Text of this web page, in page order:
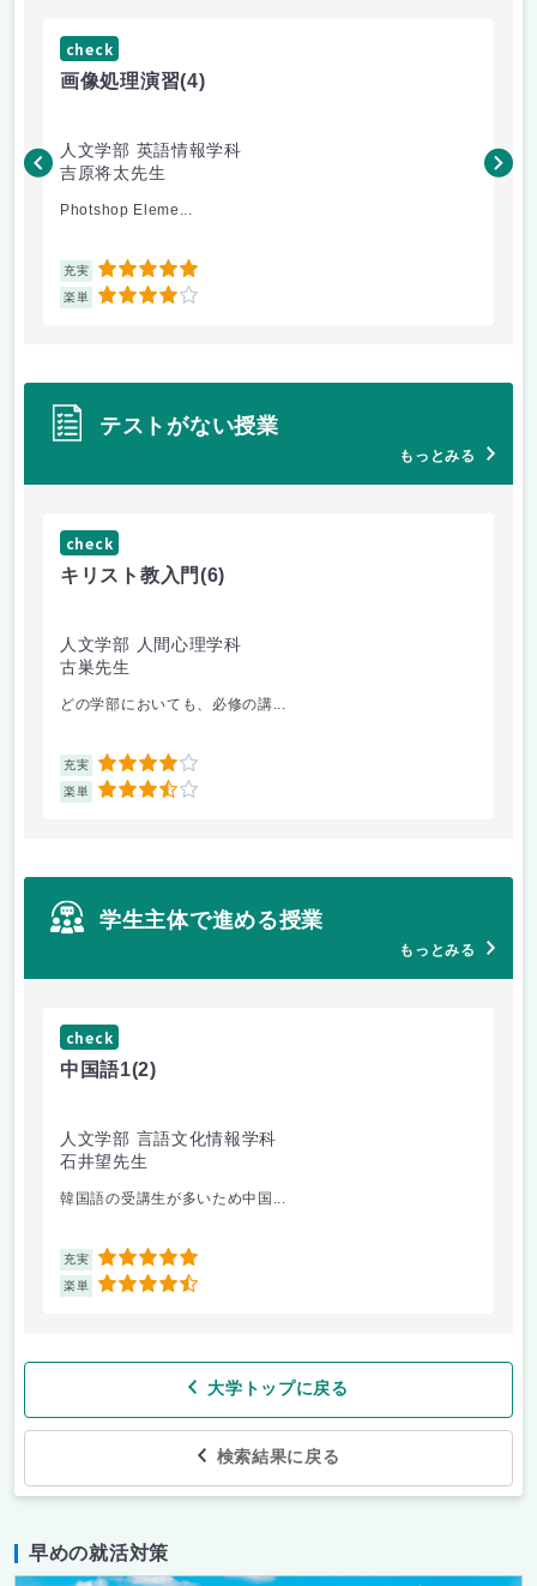
check
画像処理演習(4)
人文学部 英語情報学科
吉原将太先生
Photshop Eleme...
充実 5
楽単 4
松
テストがない授業
もっとみる
check
キリスト教入門(6)
人文学部 人間心理学科
古巣先生
どの学部においても、必修の講...
充実 4
楽単 3.5
学生主体で進める授業
もっとみる
check
中国語1(2)
人文学部 言語文化情報学科
石井望先生
韓国語の受講生が多いため中国...
充実 5
楽単 4.5
大学トップに戻る
検索結果に戻る
早めの就活対策